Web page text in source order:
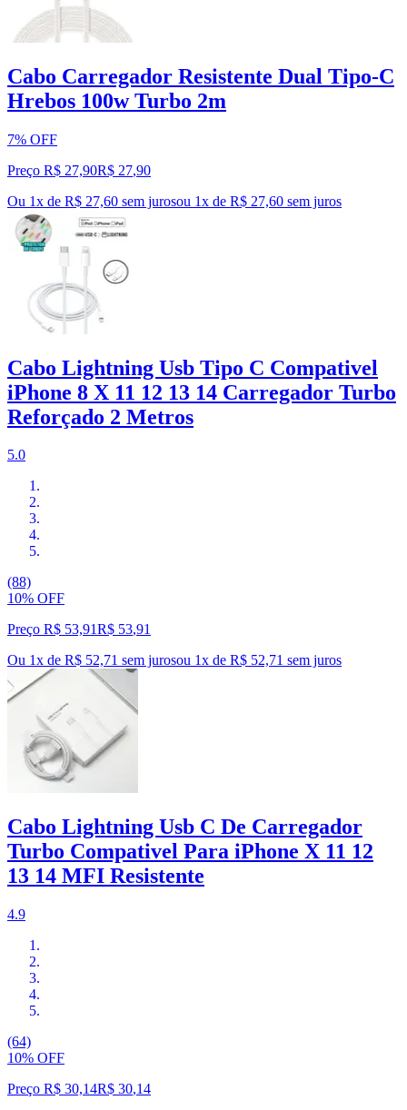
Cabo Carregador Resistente Dual Tipo-C
Hrebos 100w Turbo 2m
7% OFF
Preço R$ 27,90R$ 27,90
Ou 1x de R$ 27,60 sem jurosou 1x de R$ 27,60 sem juros
Cabo Lightning Usb Tipo C Compativel
iPhone 8 X 11 12 13 14 Carregador Turbo
Reforçado 2 Metros
5.0
(88)
10% OFF
Preço R$ 53,91R$ 53,91
Ou 1x de R$ 52,71 sem jurosou 1x de R$ 52,71 sem juros
Cabo Lightning Usb C De Carregador
Turbo Compativel Para iPhone X 11 12
13 14 MFI Resistente
4.9
(64)
10% OFF
Preço R$ 30,14R$ 30,14